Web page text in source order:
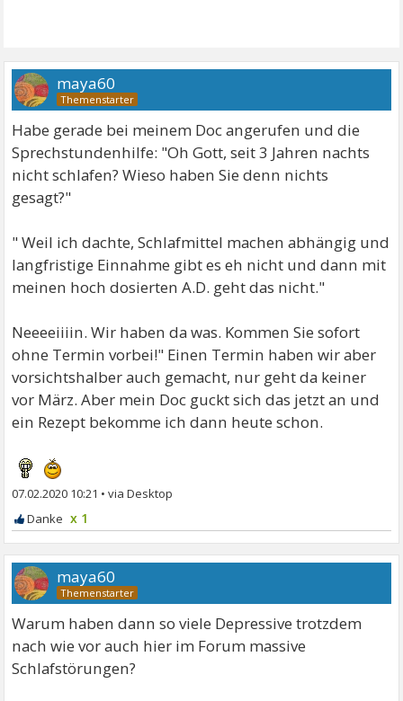
maya60
Habe gerade bei meinem Doc angerufen und die
Sprechstundenhilfe: "Oh Gott, seit 3 Jahren nachts
nicht schlafen? Wieso haben Sie denn nichts
gesagt?"
" Weil ich dachte, Schlafmittel machen abhängig und
langfristige Einnahme gibt es eh nicht und dann mit
meinen hoch dosierten A.D. geht das nicht."
Neeeeiiiin. Wir haben da was. Kommen Sie sofort
ohne Termin vorbei!" Einen Termin haben wir aber
vorsichtshalber auch gemacht, nur geht da keiner
vor März. Aber mein Doc guckt sich das jetzt an und
ein Rezept bekomme ich dann heute schon.
07.02.2020 10:21 •
x 1
maya60
Warum haben dann so viele Depressive trotzdem
nach wie vor auch hier im Forum massive
Schlafstörungen?